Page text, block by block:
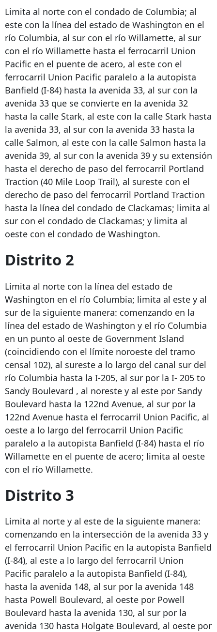
Limita al norte con el condado de Columbia; al
este con la línea del estado de Washington en el
río Columbia, al sur con el río Willamette, al sur
con el río Willamette hasta el ferrocarril Union
Pacific en el puente de acero, al este con el
ferrocarril Union Pacific paralelo a la autopista
Banfield (I-84) hasta la avenida 33, al sur con la
avenida 33 que se convierte en la avenida 32
hasta la calle Stark, al este con la calle Stark hasta
la avenida 33, al sur con la avenida 33 hasta la
calle Salmon, al este con la calle Salmon hasta la
avenida 39, al sur con la avenida 39 y su extensión
hasta el derecho de paso del ferrocarril Portland
Traction (40 Mile Loop Trail), al sureste con el
derecho de paso del ferrocarril Portland Traction
hasta la línea del condado de Clackamas; limita al
sur con el condado de Clackamas; y limita al
oeste con el condado de Washington.
Distrito 2
Limita al norte con la línea del estado de
Washington en el río Columbia; limita al este y al
sur de la siguiente manera: comenzando en la
línea del estado de Washington y el río Columbia
en un punto al oeste de Government Island
(coincidiendo con el límite noroeste del tramo
censal 102), al sureste a lo largo del canal sur del
río Columbia hasta la I-205, al sur por la I- 205 to
Sandy Boulevard , al noreste y al este por Sandy
Boulevard hasta la 122nd Avenue, al sur por la
122nd Avenue hasta el ferrocarril Union Pacific, al
oeste a lo largo del ferrocarril Union Pacific
paralelo a la autopista Banfield (I-84) hasta el río
Willamette en el puente de acero; limita al oeste
con el río Willamette.
Distrito 3
Limita al norte y al este de la siguiente manera:
comenzando en la intersección de la avenida 33 y
el ferrocarril Union Pacific en la autopista Banfield
(I-84), al este a lo largo del ferrocarril Union
Pacific paralelo a la autopista Banfield (I-84),
hasta la avenida 148, al sur por la avenida 148
hasta Powell Boulevard, al oeste por Powell
Boulevard hasta la avenida 130, al sur por la
avenida 130 hasta Holgate Boulevard, al oeste por